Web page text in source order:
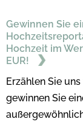
Gewinnen Sie
Hochzeit im
EUR!
Erzählen Sie
gewinnen Sie